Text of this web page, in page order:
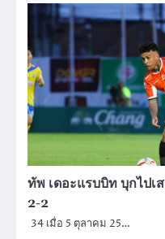
ทัพ เดอะแรบบิท บุกไป
2-2
34 เมื่อ 5 ตุลาคม 25…